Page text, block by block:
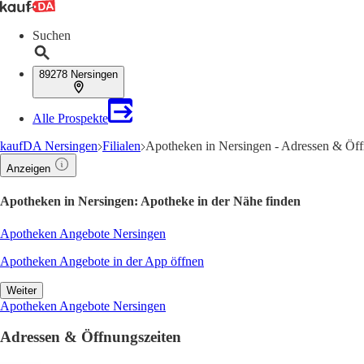
Suchen
89278 Nersingen
Alle Prospekte
kaufDA Nersingen Filialen Apotheken in Nersingen - Adressen &
Anzeigen
Apotheken in Nersingen: Apotheke in der Nähe finden
Apotheken Angebote Nersingen
Apotheken Angebote in der App öffnen
Weiter
Apotheken Angebote Nersingen
Adressen & Öffnungszeiten